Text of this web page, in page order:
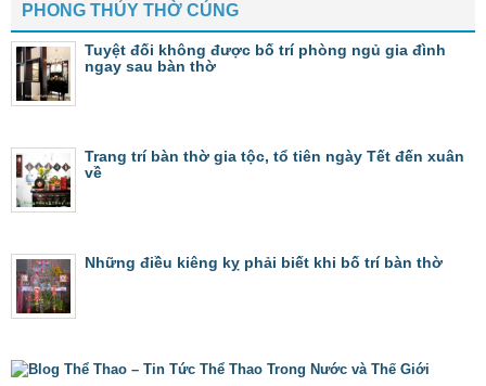
PHONG THỦY THỜ CÚNG
Tuyệt đối không được bố trí phòng ngủ gia đình
ngay sau bàn thờ
Trang trí bàn thờ gia tộc, tổ tiên ngày Tết đến xuân
về
Những điều kiêng kỵ phải biết khi bố trí bàn thờ